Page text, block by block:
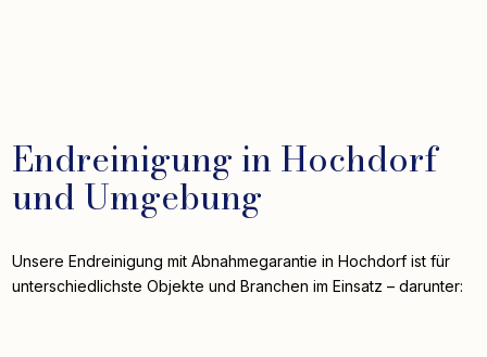
Endreinigung in Hochdorf
und Umgebung
Unsere Endreinigung mit Abnahmegarantie in Hochdorf ist für
unterschiedlichste Objekte und Branchen im Einsatz – darunter: